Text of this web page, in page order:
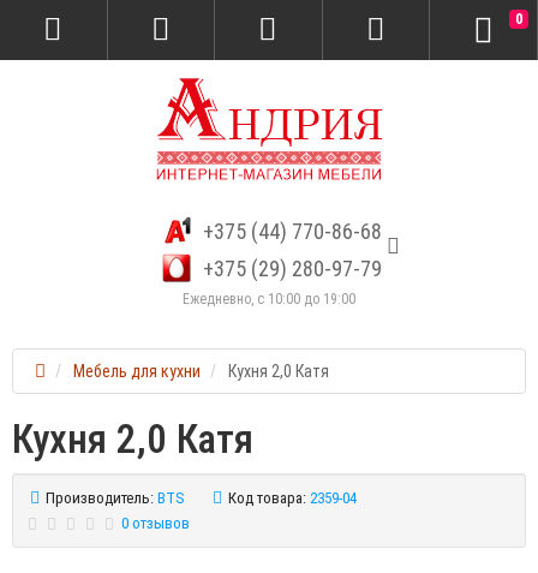
+375 (44) 770-86-68
+375 (29) 280-97-79
Ежедневно, с 10:00 до 19:00
0
Мебель для кухни Кухня 2,0 Катя
Кухня 2,0 Катя
Производитель: BTS Код товара: 2359-04
0 отзывов